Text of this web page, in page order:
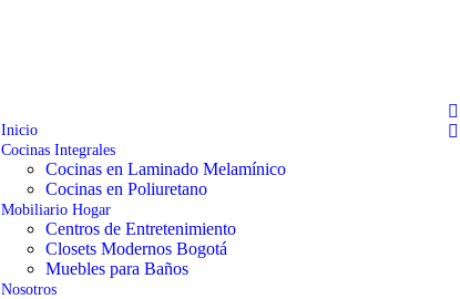
Inicio
Cocinas Integrales
Cocinas en Laminado Melamínico
Cocinas en Poliuretano
Mobiliario Hogar
Centros de Entretenimiento
Closets Modernos Bogotá
Muebles para Baños
Nosotros